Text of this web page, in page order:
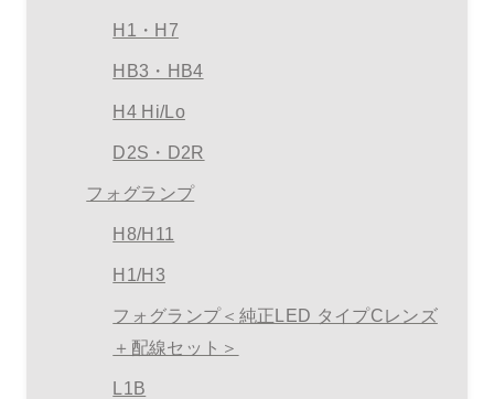
H1・H7
HB3・HB4
H4 Hi/Lo
D2S・D2R
フォグランプ
H8/H11
H1/H3
フォグランプ＜純正LED タイプCレンズ
＋配線セット＞
L1B